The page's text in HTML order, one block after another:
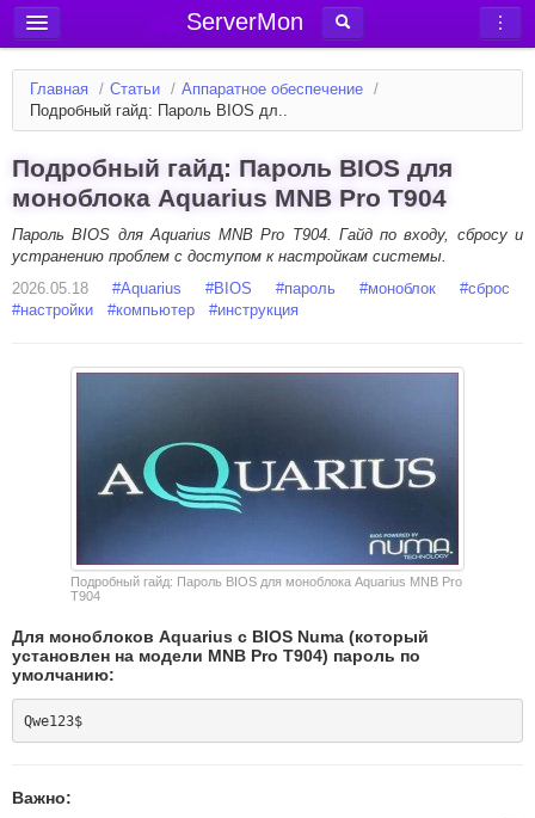
ServerMon
Добавить сервер
Мониторинг серверов
Блог
Форум
Вход в аккаунт
Главная / Статьи / Аппаратное обеспечение /
Подробный гайд: Пароль BIOS дл..
Подробный гайд: Пароль BIOS для
моноблока Aquarius MNB Pro T904
Пароль BIOS для Aquarius MNB Pro T904. Гайд по входу, сбросу и
устранению проблем с доступом к настройкам системы.
2026.05.18
#Aquarius #BIOS #пароль #моноблок #сброс
#настройки #компьютер #инструкция
Подробный гайд: Пароль BIOS для моноблока Aquarius MNB Pro
T904
Для моноблоков Aquarius с BIOS Numa (который
установлен на модели MNB Pro T904) пароль по
умолчанию:
Qwe123$
Важно: